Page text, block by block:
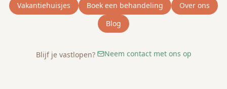
Vakantiehuisjes
Boek een behandeling
Over ons
Blog
Blijf je vastlopen? Neem contact met ons op